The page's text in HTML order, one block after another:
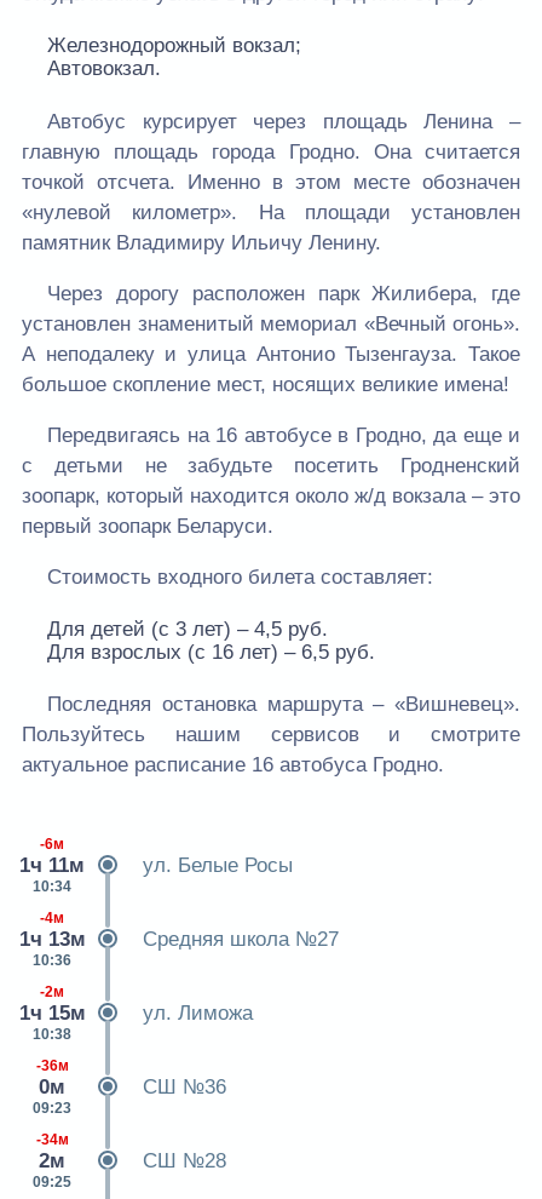
Железнодорожный вокзал;
Автовокзал.
Автобус курсирует через площадь Ленина –
главную площадь города Гродно. Она считается
точкой отсчета. Именно в этом месте обозначен
«нулевой километр». На площади установлен
памятник Владимиру Ильичу Ленину.
Через дорогу расположен парк Жилибера, где
установлен знаменитый мемориал «Вечный огонь».
А неподалеку и улица Антонио Тызенгауза. Такое
большое скопление мест, носящих великие имена!
Передвигаясь на 16 автобусе в Гродно, да еще и
с детьми не забудьте посетить Гродненский
зоопарк, который находится около ж/д вокзала – это
первый зоопарк Беларуси.
Стоимость входного билета составляет:
Для детей (с 3 лет) – 4,5 руб.
Для взрослых (с 16 лет) – 6,5 руб.
Последняя остановка маршрута – «Вишневец».
Пользуйтесь нашим сервисов и смотрите
актуальное расписание 16 автобуса Гродно.
-6м
1ч 11м
10:34
ул. Белые Росы
-4м
1ч 13м
10:36
Средняя школа №27
-2м
1ч 15м
10:38
ул. Лиможа
-36м
0м
09:23
СШ №36
-34м
2м
09:25
СШ №28